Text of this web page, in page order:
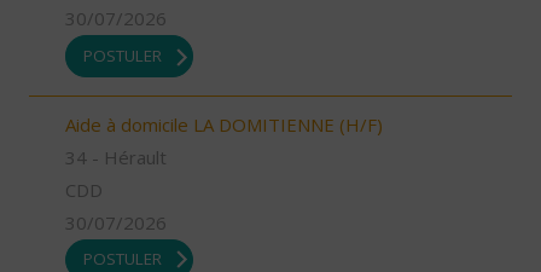
30/07/2026
POSTULER
Aide à domicile LA DOMITIENNE (H/F)
34 - Hérault
CDD
30/07/2026
POSTULER